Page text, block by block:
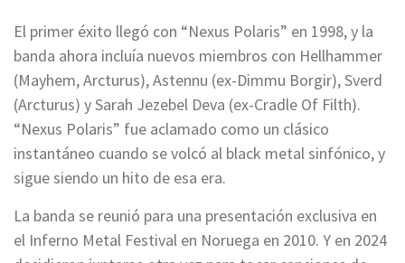
El primer éxito llegó con “Nexus Polaris” en 1998, y la
banda ahora incluía nuevos miembros con Hellhammer
(Mayhem, Arcturus), Astennu (ex-Dimmu Borgir), Sverd
(Arcturus) y Sarah Jezebel Deva (ex-Cradle Of Filth).
“Nexus Polaris” fue aclamado como un clásico
instantáneo cuando se volcó al black metal sinfónico, y
sigue siendo un hito de esa era.
La banda se reunió para una presentación exclusiva en
el Inferno Metal Festival en Noruega en 2010. Y en 2024